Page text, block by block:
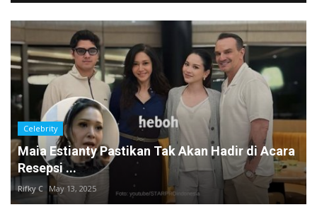
Celebrity
Maia Estianty Pastikan Tak Akan Hadir di Acara
Resepsi ...
Rifky C May 13, 2025